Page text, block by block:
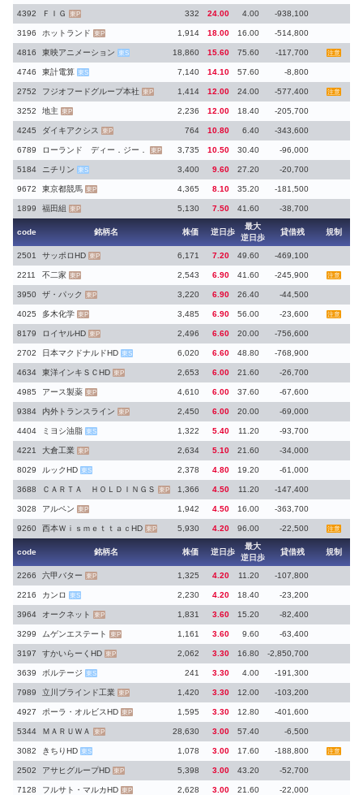
4392 ＦＩＧ 東P 332 24.00 4.00 -938,100
3196 ホットランド 東P 1,914 18.00 16.00 -514,800
4816 東映アニメーション 東S 18,860 15.60 75.60 -117,700 注意
4746 東計電算 東S 7,140 14.10 57.60 -8,800
2752 フジオフードグループ本社 東P 1,414 12.00 24.00 -577,400 注意
3252 地主 東P 2,236 12.00 18.40 -205,700
4245 ダイキアクシス 東P 764 10.80 6.40 -343,600
6789 ローランド ディー．ジー． 東P 3,735 10.50 30.40 -96,000
5184 ニチリン 東S 3,400 9.60 27.20 -20,700
9672 東京都競馬 東P 4,365 8.10 35.20 -181,500
1899 福田組 東P 5,130 7.50 41.60 -38,700
code 銘柄名 株価 逆日歩
最大
逆日歩
貸借残 規制
2501 サッポロHD 東P 6,171 7.20 49.60 -469,100
2211 不二家 東P 2,543 6.90 41.60 -245,900 注意
3950 ザ・パック 東P 3,220 6.90 26.40 -44,500
4025 多木化学 東P 3,485 6.90 56.00 -23,600 注意
8179 ロイヤルHD 東P 2,496 6.60 20.00 -756,600
2702 日本マクドナルドHD 東S 6,020 6.60 48.80 -768,900
4634 東洋インキＳＣHD 東P 2,653 6.00 21.60 -26,700
4985 アース製薬 東P 4,610 6.00 37.60 -67,600
9384 内外トランスライン 東P 2,450 6.00 20.00 -69,000
4404 ミヨシ油脂 東S 1,322 5.40 11.20 -93,700
4221 大倉工業 東P 2,634 5.10 21.60 -34,000
8029 ルックHD 東S 2,378 4.80 19.20 -61,000
3688 ＣＡＲＴＡ ＨＯＬＤＩＮＧＳ 東P 1,366 4.50 11.20 -147,400
3028 アルペン 東P 1,942 4.50 16.00 -363,700
9260 西本ＷｉｓｍｅｔｔａｃHD 東P 5,930 4.20 96.00 -22,500 注意
code 銘柄名 株価 逆日歩
最大
逆日歩
貸借残 規制
2266 六甲バター 東P 1,325 4.20 11.20 -107,800
2216 カンロ 東S 2,230 4.20 18.40 -23,200
3964 オークネット 東P 1,831 3.60 15.20 -82,400
3299 ムゲンエステート 東P 1,161 3.60 9.60 -63,400
3197 すかいらーくHD 東P 2,062 3.30 16.80 -2,850,700
3639 ボルテージ 東S 241 3.30 4.00 -191,300
7989 立川ブラインド工業 東P 1,420 3.30 12.00 -103,200
4927 ポーラ・オルビスHD 東P 1,595 3.30 12.80 -401,600
5344 ＭＡＲＵＷＡ 東P 28,630 3.00 57.40 -6,500
3082 きちりHD 東S 1,078 3.00 17.60 -188,800 注意
2502 アサヒグループHD 東P 5,398 3.00 43.20 -52,700
7128 フルサト・マルカHD 東P 2,628 3.00 21.60 -22,000